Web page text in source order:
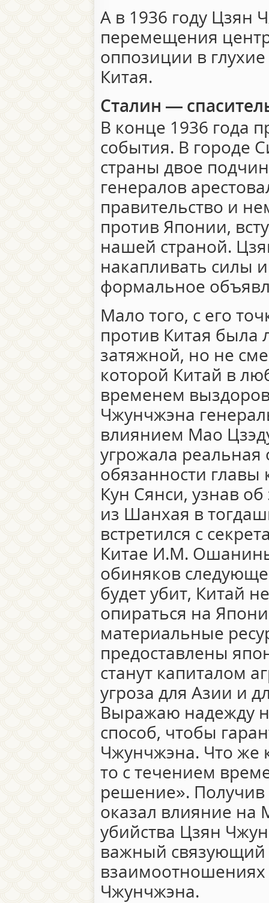
А в 1936 году Цзян
перемещения
оппозиции в
Китая.
Сталин —
В конце 1936 года
события. В городе
страны двое
генералов
правительство и
против Японии,
нашей страной.
накапливать силы
формальное
Мало того, с его
против Китая
затяжной, но не
которой Китай в
временем
Чжунчжэна
влиянием Мао
угрожала
обязанности главы
Кун Сянси, узнав
из Шанхая в
встретился с
Китае И.М.
обиняков
будет убит, Китай
опираться на
материальные
предоставлены
станут капиталом
угроза для Азии и
Выражаю надежду
способ, чтобы
Чжунчжэна. Что же
то с течением
решение». Получив
оказал влияние на
убийства Цзян
важный
Чжунчжэна.